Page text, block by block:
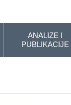
ANALIZE I
PUBLIKACIJE